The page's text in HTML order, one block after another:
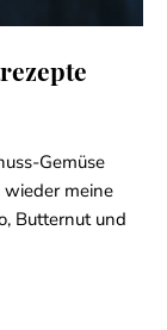
Gemüse
meine
Butternut und